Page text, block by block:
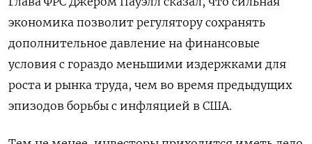
экономика позволит регулятору сохранять
дополнительное давление на финансовые
условия с гораздо меньшими издержками для
роста и рынка труда, чем во время предыдущих
эпизодов борьбы с инфляцией в США.